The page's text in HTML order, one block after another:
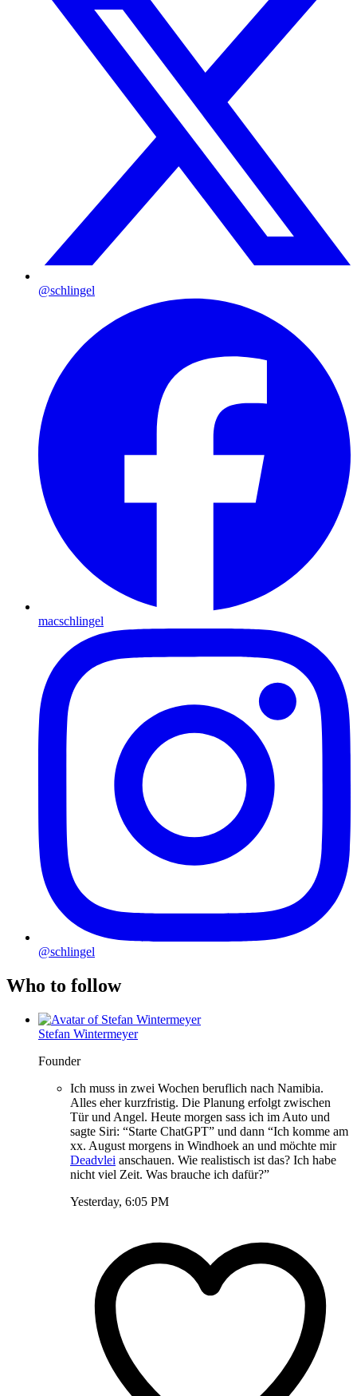
@schlingel
macschlingel
@schlingel
Who to follow
Stefan Wintermeyer
Founder
Ich muss in zwei Wochen beruflich nach Namibia.
Alles eher kurzfristig. Die Planung erfolgt zwischen
Tür und Angel. Heute morgen sass ich im Auto und
sagte Siri: “Starte ChatGPT” und dann “Ich komme am
xx. August morgens in Windhoek an und möchte mir
Deadvlei anschauen. Wie realistisch ist das? Ich habe
nicht viel Zeit. Was brauche ich dafür?”
Yesterday, 6:05 PM